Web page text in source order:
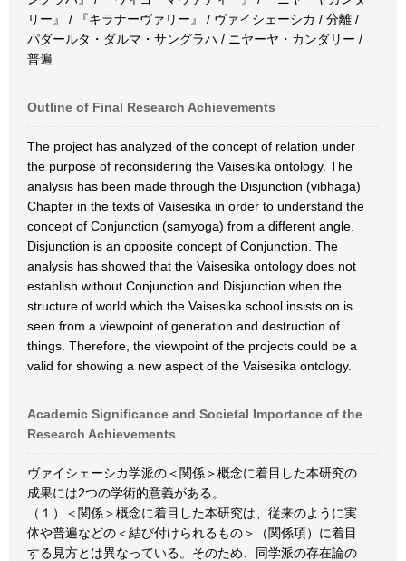
リー』 / 『キラナーヴァリー』 / ヴァイシェーシカ / 分離 /
パダールタ・ダルマ・サングラハ / ニヤーヤ・カンダリー /
普遍
Outline of Final Research Achievements
The project has analyzed of the concept of relation under
the purpose of reconsidering the Vaisesika ontology. The
analysis has been made through the Disjunction (vibhaga)
Chapter in the texts of Vaisesika in order to understand the
concept of Conjunction (samyoga) from a different angle.
Disjunction is an opposite concept of Conjunction. The
analysis has showed that the Vaisesika ontology does not
establish without Conjunction and Disjunction when the
structure of world which the Vaisesika school insists on is
seen from a viewpoint of generation and destruction of
things. Therefore, the viewpoint of the projects could be a
valid for showing a new aspect of the Vaisesika ontology.
Academic Significance and Societal Importance of the
Research Achievements
ヴァイシェーシカ学派の＜関係＞概念に着目した本研究の
成果には2つの学術的意義がある。
（１）＜関係＞概念に着目した本研究は、従来のように実
体や普遍などの＜結び付けられるもの＞（関係項）に着目
する見方とは異なっている。そのため、同学派の存在論の